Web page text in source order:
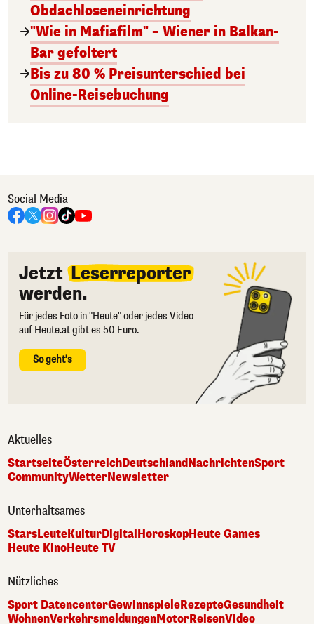
Obdachloseneinrichtung
"Wie in Mafiafilm" – Wiener in Balkan-
Bar gefoltert
Bis zu 80 % Preisunterschied bei
Online-Reisebuchung
Social Media
Jetzt Leserreporter
werden.
Für jedes Foto in "Heute" oder jedes Video
auf Heute.at gibt es 50 Euro.
So geht's
Aktuelles
StartseiteÖsterreichDeutschlandNachrichtenSport
CommunityWetterNewsletter
Unterhaltsames
StarsLeuteKulturDigitalHoroskopHeute Games
Heute KinoHeute TV
Nützliches
Sport DatencenterGewinnspieleRezepteGesundheit
WohnenVerkehrsmeldungenMotorReisenVideo